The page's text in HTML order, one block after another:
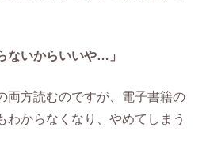
ないからいいや…」
両方読むのですが、電子書籍の
わからなくなり、やめてしまう